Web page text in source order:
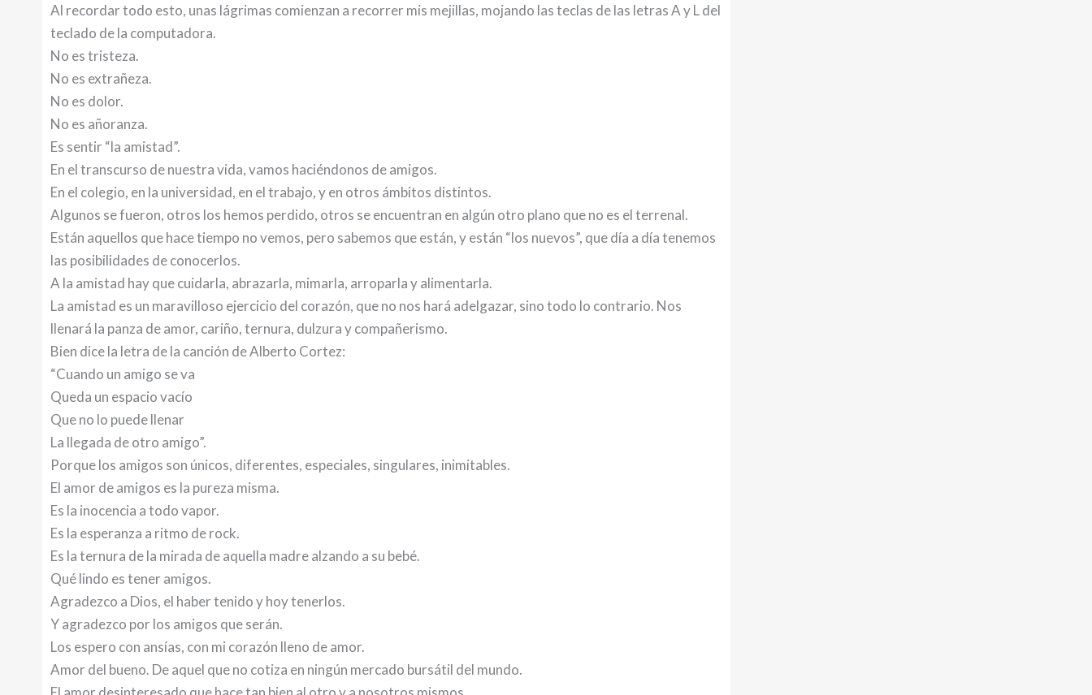
Al recordar todo esto, unas lágrimas comienzan a recorrer mis mejillas, mojando las teclas de las letras A y L del
teclado de la computadora.
No es tristeza.
No es extrañeza.
No es dolor.
No es añoranza.
Es sentir “la amistad”.
En el transcurso de nuestra vida, vamos haciéndonos de amigos.
En el colegio, en la universidad, en el trabajo, y en otros ámbitos distintos.
Algunos se fueron, otros los hemos perdido, otros se encuentran en algún otro plano que no es el terrenal.
Están aquellos que hace tiempo no vemos, pero sabemos que están, y están “los nuevos”, que día a día tenemos
las posibilidades de conocerlos.
A la amistad hay que cuidarla, abrazarla, mimarla, arroparla y alimentarla.
La amistad es un maravilloso ejercicio del corazón, que no nos hará adelgazar, sino todo lo contrario. Nos
llenará la panza de amor, cariño, ternura, dulzura y compañerismo.
Bien dice la letra de la canción de Alberto Cortez:
“Cuando un amigo se va
Queda un espacio vacío
Que no lo puede llenar
La llegada de otro amigo”.
Porque los amigos son únicos, diferentes, especiales, singulares, inimitables.
El amor de amigos es la pureza misma.
Es la inocencia a todo vapor.
Es la esperanza a ritmo de rock.
Es la ternura de la mirada de aquella madre alzando a su bebé.
Qué lindo es tener amigos.
Agradezco a Dios, el haber tenido y hoy tenerlos.
Y agradezco por los amigos que serán.
Los espero con ansías, con mi corazón lleno de amor.
Amor del bueno. De aquel que no cotiza en ningún mercado bursátil del mundo.